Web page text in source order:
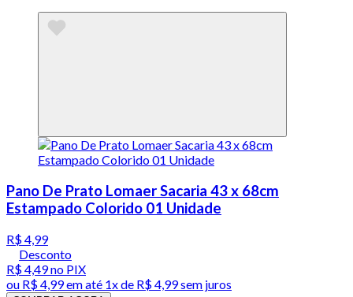
Pano De Prato Lomaer Sacaria 43 x 68cm
Estampado Colorido 01 Unidade
R$ 4,99
Desconto
R$ 4,49no PIX
ou R$ 4,99em até 1x de R$ 4,99sem juros